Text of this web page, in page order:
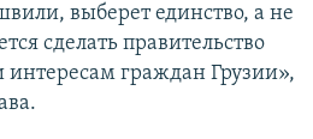
выберет единство, а не
сделать правительство
граждан Грузии»,